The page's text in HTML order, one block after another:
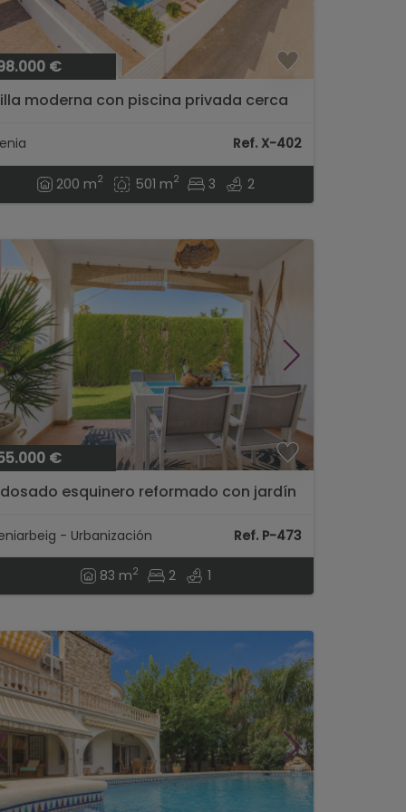
€
moderna con piscina privada cerca
Ref. X-402
200 m2 501 m2 3 2
€
esquinero reformado con jardín
de Denia...
- Urbanización Ref. P-473
83 m2 2 1